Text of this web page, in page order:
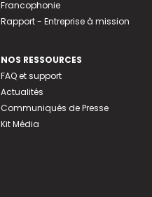
Francophonie
Rapport - Entreprise à mission
NOS RESSOURCES
FAQ et support
Actualités
Communiqués de Presse
Kit Média